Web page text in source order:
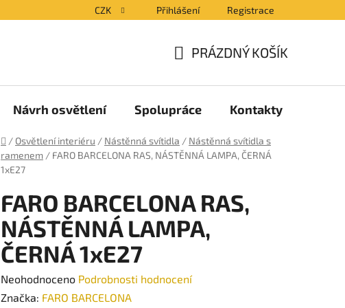
CZK Přihlášení Registrace
KOŠÍK
PRÁZDNÝ KOŠÍK
Návrh osvětlení Spolupráce Kontakty
Domů
/ Osvětlení interiéru / Nástěnná svítidla / Nástěnná svítidla s
ramenem / FARO BARCELONA RAS, NÁSTĚNNÁ LAMPA, ČERNÁ
1xE27
FARO BARCELONA RAS,
NÁSTĚNNÁ LAMPA,
ČERNÁ 1xE27
Průměrné
hodnocení
Neohodnoceno Podrobnosti hodnocení
Značka: FARO BARCELONA